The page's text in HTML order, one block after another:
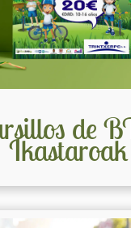
de
Ikastaroak